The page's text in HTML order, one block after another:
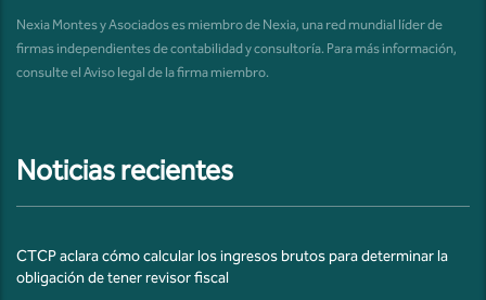
Nexia Montes y Asociados es miembro de Nexia, una red mundial líder de
firmas independientes de contabilidad y consultoría. Para más información,
consulte el Aviso legal de la firma miembro.
Noticias recientes
CTCP aclara cómo calcular los ingresos brutos para determinar la
obligación de tener revisor fiscal